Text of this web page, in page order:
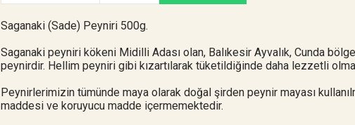
Saganaki (Sade) Peyniri 500g.
Saganaki peyniri kökeni Midilli Adası olan, Balıkesir Ayvalık, Cunda
peynirdir. Hellim peyniri gibi kızartılarak tüketildiğinde daha lezzetli
Peynirlerimizin tümünde maya olarak doğal şirden peynir mayası
maddesi ve koruyucu madde içermemektedir.